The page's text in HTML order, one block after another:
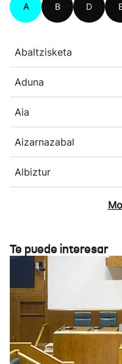
A B D
Abaltzisketa
Aduna
Aia
Aizarnazabal
Albiztur
Te puede interesar